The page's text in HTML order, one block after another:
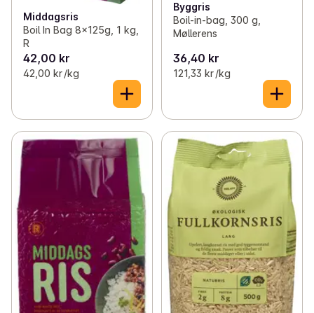
Middagsris
Boil In Bag 8x125g, 1 kg,
R
42,00 kr
42,00 kr /kg
Byggris
Boil-in-bag, 300 g,
Møllerens
36,40 kr
121,33 kr /kg